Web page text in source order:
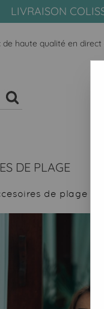
LIVRAISON
haute qualité en direct
DE PLAGE
de plage